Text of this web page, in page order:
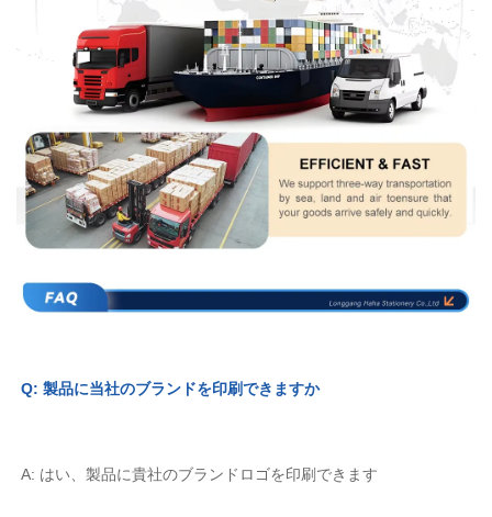
Q: 製品に当社のブランドを印刷できますか
A: はい、製品に貴社のブランドロゴを印刷できます